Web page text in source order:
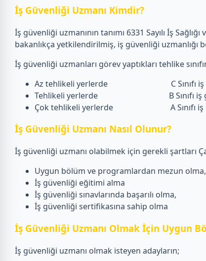
İş Güvenliği Uzmanı Kimdir?
İş güvenliği uzmanının tanımı 6331 Sayılı İş
bakanlıkça yetkilendirilmiş, iş güvenliği uzmanlığı
İş güvenliği uzmanları görev yaptıkları tehlike
Az tehlikeli yerlerde C Sınıfı iş
Tehlikeli yerlerde B Sınıfı iş
Çok tehlikeli yerlerde A Sınıfı iş
İş Güvenliği Uzmanı Nasıl Olunur?
İş güvenliği uzmanı olabilmek için gerekli şartları
Uygun bölüm ve programlardan mezun olma,
İş güvenliği eğitimi alma
İş güvenliği sınavlarında başarılı olma,
İş güvenliği sertifikasına sahip olma
İş Güvenliği Uzmanı Olmak İçin Uygun
İş güvenliği uzmanı olmak isteyen adayların;